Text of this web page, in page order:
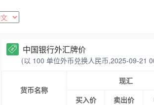
中国银行外汇牌价
(以 100 单位外币兑换人民币,2025-09-21
货币名称
现汇
买入价
卖出价